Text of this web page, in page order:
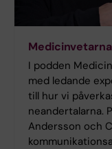
I podden
med ledande
till hur vi
neandertalarna.
Andersson och